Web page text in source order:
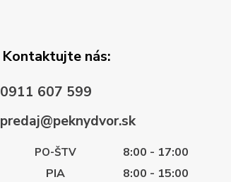
Kontaktujte nás:
0911 607 599
predaj@peknydvor.sk
PO-ŠTV
8:00 - 17:00
PIA
8:00 - 15:00